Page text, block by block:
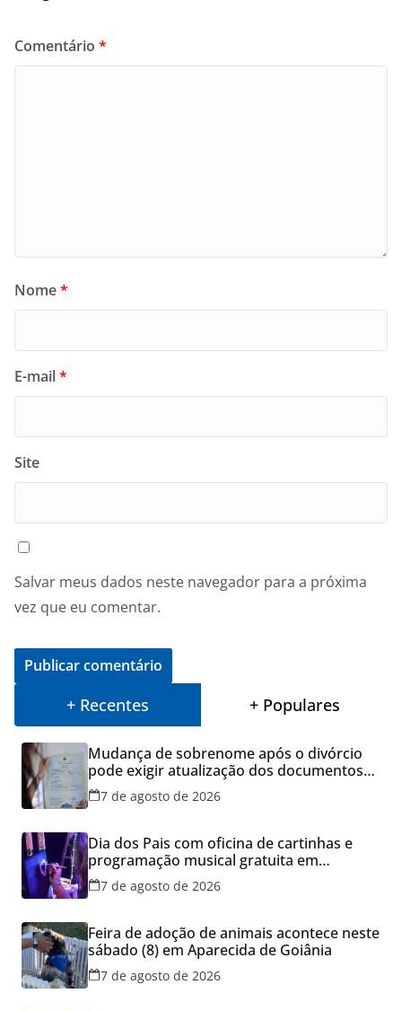
Comentário *
Nome*
E-mail*
Site
Salvar meus dados neste navegador para a próxima
vez que eu comentar.
+ Recentes + Populares
Mudança de sobrenome após o divórcio
pode exigir atualização dos documentos
dos filhos para evitar transtornos
7 de agosto de 2026
Dia dos Pais com oficina de cartinhas e
programação musical gratuita em
Aparecida de Goiânia
7 de agosto de 2026
Feira de adoção de animais acontece neste
sábado (8) em Aparecida de Goiânia
7 de agosto de 2026